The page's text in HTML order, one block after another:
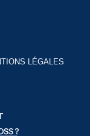
LÉGALES